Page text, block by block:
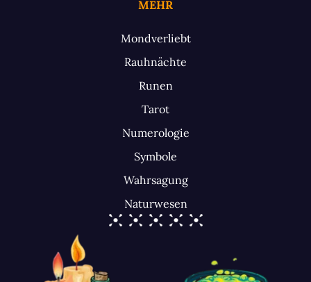
MEHR
Mondverliebt
Rauhnächte
Runen
Tarot
Numerologie
Symbole
Wahrsagung
Naturwesen